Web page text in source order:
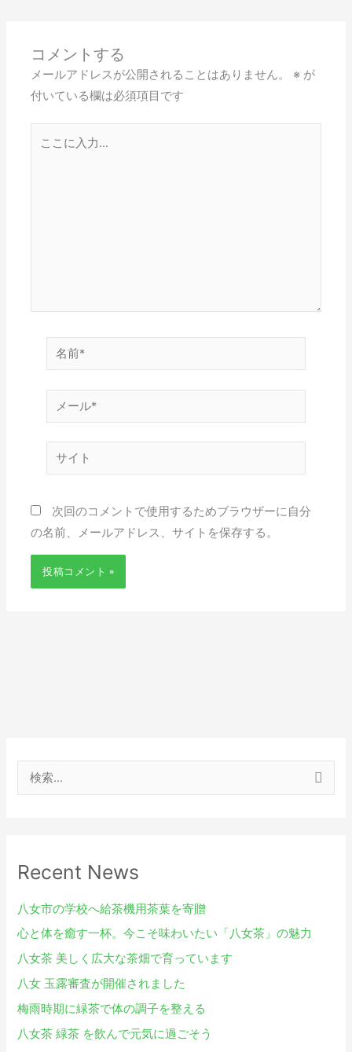
Recent News
八女市の学校へ給茶機用茶葉を寄贈
心と体を癒す一杯。今こそ味わいたい「八女茶」の魅力
八女茶 美しく広大な茶畑で育っています
八女 玉露審査が開催されました
梅雨時期に緑茶で体の調子を整える
八女茶 緑茶 を飲んで元気に過ごそう
コメントする
メールアドレスが公開されることはありません。 ※ が
付いている欄は必須項目です
前
*
ー
ル
イ
次回のコメントで使用するためブラウザーに自分
の名前、メールアドレス、サイトを保存する。